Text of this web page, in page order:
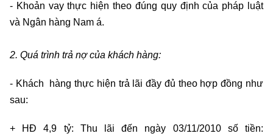
- Khoản vay thực hiện theo đúng quy định của pháp luật
và Ngân hàng Nam á.
2. Quá trình trả nợ của khách hàng:
- Khách hàng thực hiện trả lãi đầy đủ theo hợp đồng như
sau:
+ HĐ 4,9 tỷ: Thu lãi đến ngày 03/11/2010 số tiền: